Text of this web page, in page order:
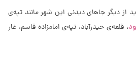
از دیگر جاهای دیدنی این شهر مانند تپه‌ی
، قلعه‌ی حیدرآباد، تپه‌ی امامزاده قاسم، غار